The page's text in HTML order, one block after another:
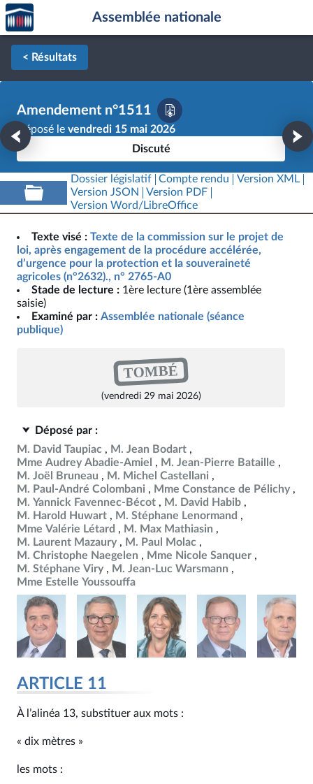
Aller au contenu
Aller en bas de la page
Accèder
à la
page
d'accueil
Assemblée nationale
< Résultats
Amendement n°1511
Déposé le vendredi 15 mai 2026
Discuté
Dossier législatif Compte rendu
Version XML
Version JSON
Version PDF
Version Word/LibreOffice
Texte visé : Texte de la commission sur le projet de
loi, après engagement de la procédure accélérée,
d’urgence pour la protection et la souveraineté
agricoles (n°2632)., n° 2765-A0
Stade de lecture : 1ère lecture (1ère assemblée
saisie)
Examiné par : Assemblée nationale (séance
publique)
TOMBÉ
(vendredi 29 mai 2026)
Déposé par :
M. David Taupiac
M. Jean Bodart
Mme Audrey Abadie-Amiel
M. Jean-Pierre Bataille
M. Joël Bruneau
M. Michel Castellani
M. Paul-André Colombani
Mme Constance de Pélichy
M. Yannick Favennec-Bécot
M. David Habib
M. Harold Huwart
M. Stéphane Lenormand
Mme Valérie Létard
M. Max Mathiasin
M. Laurent Mazaury
M. Paul Molac
M. Christophe Naegelen
Mme Nicole Sanquer
M. Stéphane Viry
M. Jean-Luc Warsmann
Mme Estelle Youssouffa
ARTICLE 11
À l’alinéa 13, substituer aux mots :
« dix mètres »
les mots :